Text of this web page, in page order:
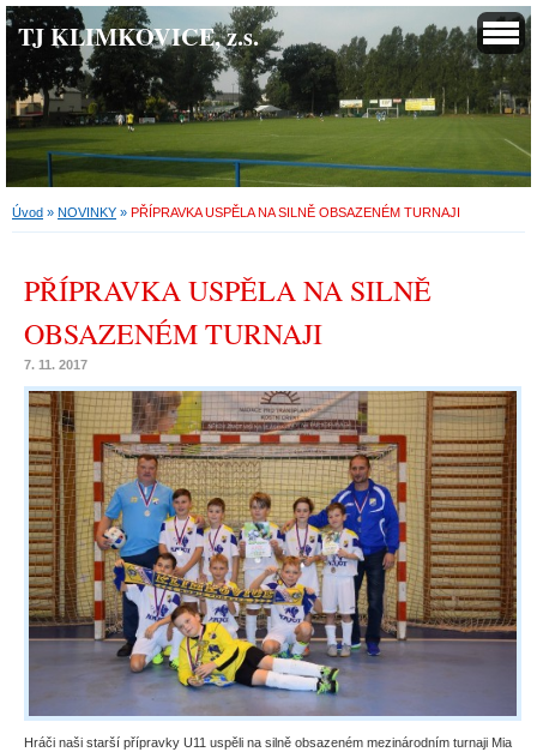
TJ KLIMKOVICE, z.s.
Úvod » NOVINKY » PŘÍPRAVKA USPĚLA NA SILNĚ OBSAZENÉM TURNAJI
PŘÍPRAVKA USPĚLA NA SILNĚ
OBSAZENÉM TURNAJI
7. 11. 2017
Hráči naši starší přípravky U11 uspěli na silně obsazeném mezinárodním turnaji Mia